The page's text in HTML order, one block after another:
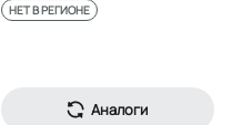
НЕТ В РЕГИОНЕ
Аналоги